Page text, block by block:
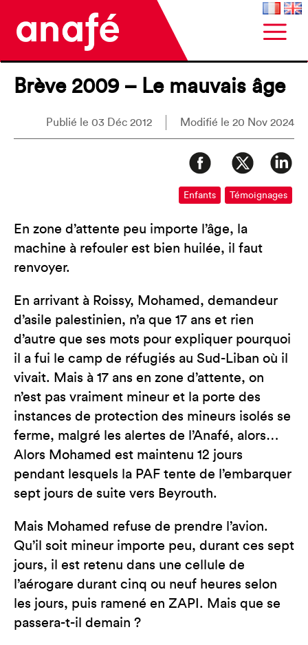
Brève 2009 – Le mauvais âge
Publié le 03 Déc 2012 Modifié le 20 Nov 2024
Enfants Témoignages
En zone d’attente peu importe l’âge, la
machine à refouler est bien huilée, il faut
renvoyer.
En arrivant à Roissy, Mohamed, demandeur
d’asile palestinien, n’a que 17 ans et rien
d’autre que ses mots pour expliquer pourquoi
il a fui le camp de réfugiés au Sud-Liban où il
vivait. Mais à 17 ans en zone d’attente, on
n’est pas vraiment mineur et la porte des
instances de protection des mineurs isolés se
ferme, malgré les alertes de l’Anafé, alors…
Alors Mohamed est maintenu 12 jours
pendant lesquels la PAF tente de l’embarquer
sept jours de suite vers Beyrouth.
Mais Mohamed refuse de prendre l’avion.
Qu’il soit mineur importe peu, durant ces sept
jours, il est retenu dans une cellule de
l’aérogare durant cinq ou neuf heures selon
les jours, puis ramené en ZAPI. Mais que se
passera-t-il demain ?